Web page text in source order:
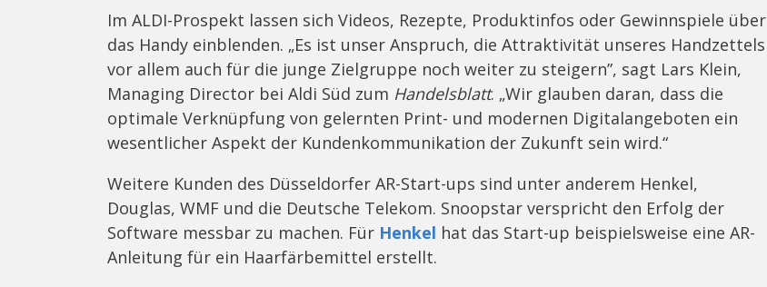
Im ALDI-Prospekt lassen sich Videos, Rezepte, Produktinfos oder Gewinnspiele über
das Handy einblenden. „Es ist unser Anspruch, die Attraktivität unseres Handzettels
vor allem auch für die junge Zielgruppe noch weiter zu steigern”, sagt Lars Klein,
Managing Director bei Aldi Süd zum Handelsblatt. „Wir glauben daran, dass die
optimale Verknüpfung von gelernten Print- und modernen Digitalangeboten ein
wesentlicher Aspekt der Kundenkommunikation der Zukunft sein wird.“
Weitere Kunden des Düsseldorfer AR-Start-ups sind unter anderem Henkel,
Douglas, WMF und die Deutsche Telekom. Snoopstar verspricht den Erfolg der
Software messbar zu machen. Für Henkel hat das Start-up beispielsweise eine AR-
Anleitung für ein Haarfärbemittel erstellt.